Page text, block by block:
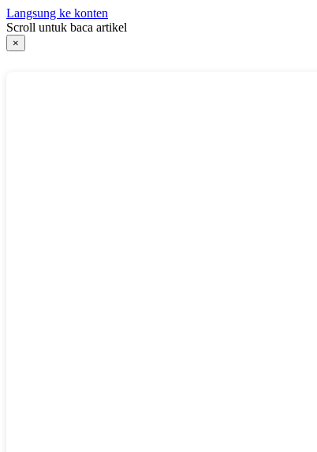
Langsung ke konten
Scroll untuk baca artikel
×